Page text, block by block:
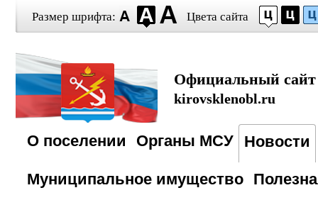
Размер шрифта: Цвета сайта
Официальный
kirovsklenobl.ru
О поселении Органы МСУ Новости
Муниципальное имущество